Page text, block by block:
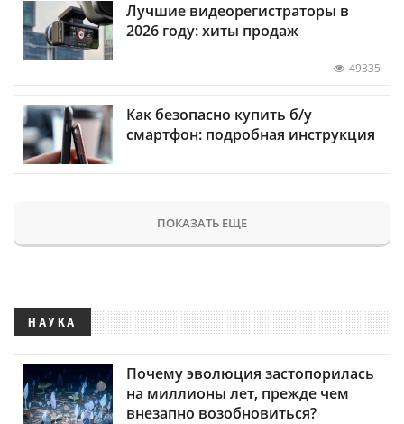
Лучшие видеорегистраторы в
2026 году: хиты продаж
49335
Как безопасно купить б/у
смартфон: подробная инструкция
ПОКАЗАТЬ ЕЩЕ
НАУКА
Почему эволюция застопорилась
на миллионы лет, прежде чем
внезапно возобновиться?